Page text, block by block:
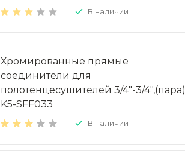
В наличии
Хромированные прямые
соединители для
полотенцесушителей 3/4"-3/4",(пара)
K5-SFF033
В наличии